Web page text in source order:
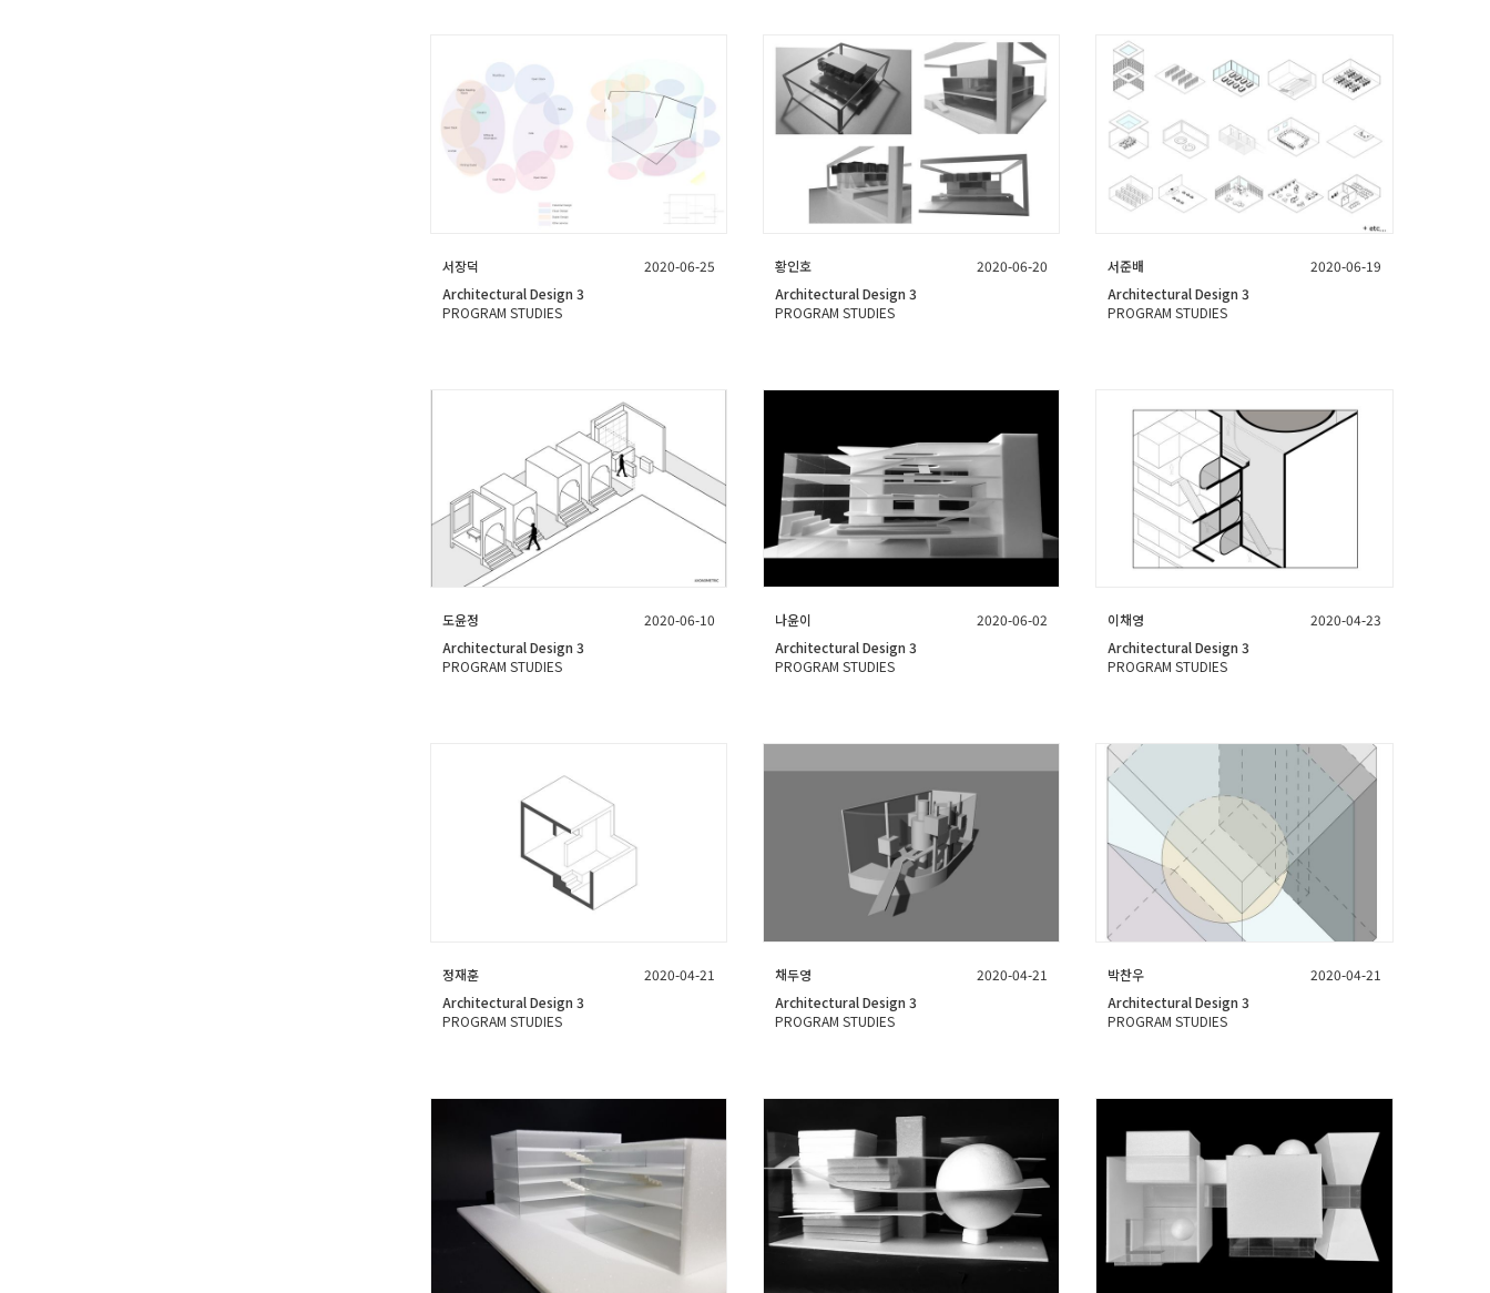
서장덕
2020-06-25
Architectural Design 3
PROGRAM STUDIES
황인호
2020-06-20
Architectural Design 3
PROGRAM STUDIES
서준배
2020-06-19
Architectural Design 3
PROGRAM STUDIES
도윤정
2020-06-10
Architectural Design 3
PROGRAM STUDIES
나윤이
2020-06-02
Architectural Design 3
PROGRAM STUDIES
이채영
2020-04-23
Architectural Design 3
PROGRAM STUDIES
정재훈
2020-04-21
Architectural Design 3
PROGRAM STUDIES
채두영
2020-04-21
Architectural Design 3
PROGRAM STUDIES
박찬우
2020-04-21
Architectural Design 3
PROGRAM STUDIES